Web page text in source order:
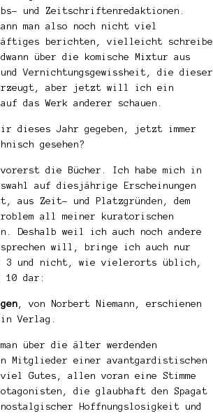
und Zeitschriftenredaktionen.
man also noch nicht viel
berichten, vielleicht schreibe
über die komische Mixtur aus
und Vernichtungsgewissheit, die dieser
erzeugt, aber jetzt will ich ein
das Werk anderer schauen.
dieses Jahr gegeben, jetzt immer
gesehen?
vorerst die Bücher. Ich habe mich in
auf diesjährige Erscheinungen
aus Zeit- und Platzgründen, dem
all meiner kuratorischen
Deshalb weil ich auch noch andere
will, bringe ich auch nur
3 und nicht, wie vielerorts üblich,
10 dar:
, von Norbert Niemann, erschienen
Verlag.
über die älter werdenden
Mitglieder einer avantgardistischen
viel Gutes, allen voran eine Stimme
die glaubhaft den Spagat
nostalgischer Hoffnungslosigkeit und